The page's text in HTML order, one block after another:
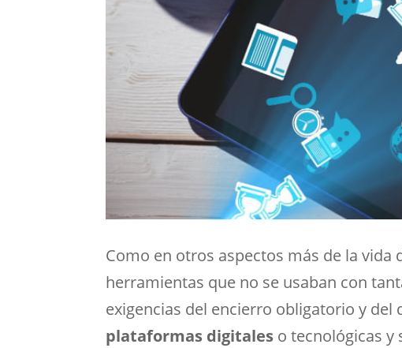
Como en otros aspectos más de la
herramientas que no se usaban con
exigencias del encierro obligatorio y
plataformas digitales o tecnológicas